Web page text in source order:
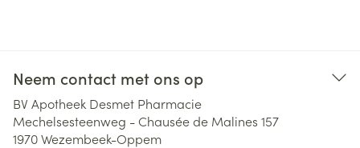
Neem contact met ons op
BV Apotheek Desmet Pharmacie
Mechelsesteenweg - Chausée de Malines 157
1970Wezembeek-Oppem